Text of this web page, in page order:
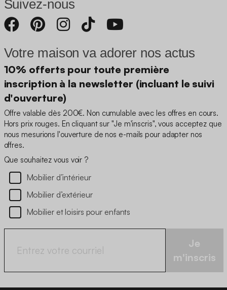
Suivez-nous
Votre maison va adorer nos actus
10% offerts pour toute première
inscription à la newsletter (incluant le suivi
d'ouverture)
Offre valable dès 200€. Non cumulable avec les offres en cours.
Hors prix rouges. En cliquant sur "Je m'inscris", vous acceptez que
nous mesurions l'ouverture de nos e-mails pour adapter nos
offres.
Que souhaitez vous voir ?
Mobilier d’intérieur
Mobilier d’extérieur
Mobilier et loisirs pour enfants
Je
m'inscris